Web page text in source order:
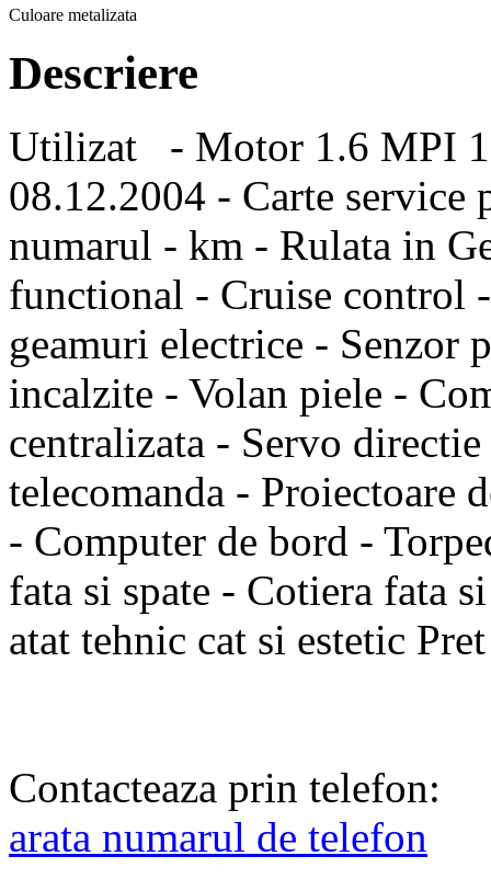
Culoare metalizata
Descriere
Utilizat - Motor 1.6 MPI
08.12.2004 - Carte service
numarul - km - Rulata in
functional - Cruise control
geamuri electrice - Senzor
incalzite - Volan piele -
centralizata - Servo
telecomanda - Proiectoare
- Computer de bord -
fata si spate - Cotiera fata
atat tehnic cat si estetic
Contacteaza prin telefon:
arata numarul de telefon